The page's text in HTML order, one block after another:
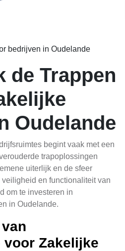
bedrijven in Oudelande
de Trappen
Oudelande
begint vaak met een
trapoplossingen
uiterlijk en de sfeer
en functionaliteit van
om te investeren in
in Oudelande.
voor Zakelijke